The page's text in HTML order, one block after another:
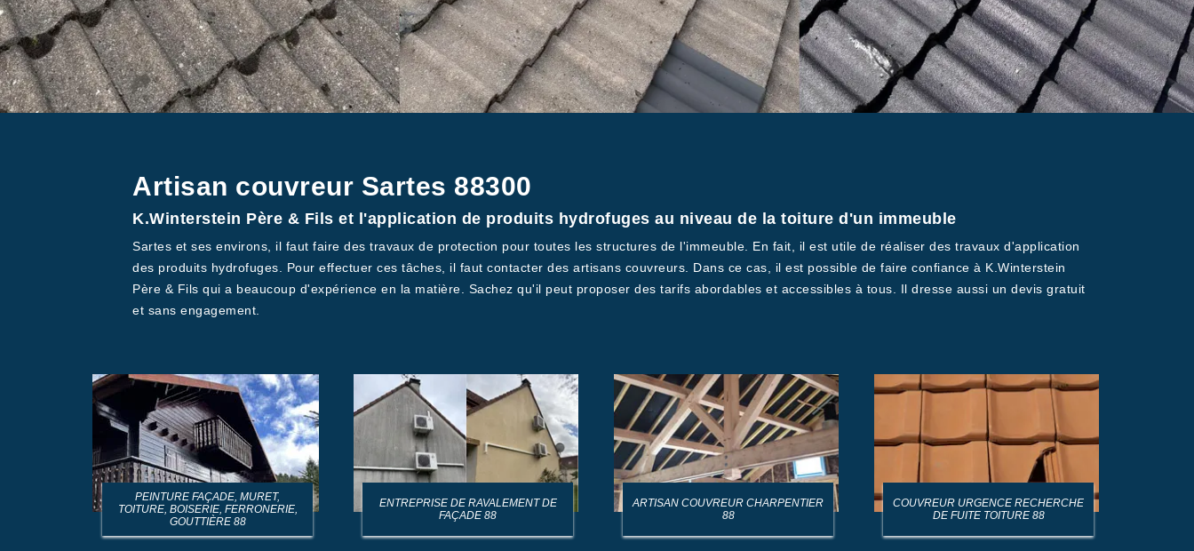
Artisan couvreur Sartes 88300
K.Winterstein Père & Fils et l'application de produits hydrofuges au niveau de la toiture d'un immeuble
Sartes et ses environs, il faut faire des travaux de protection pour toutes les structures de l'immeuble. En fait, il est utile de réaliser des travaux d'application
des produits hydrofuges. Pour effectuer ces tâches, il faut contacter des artisans couvreurs. Dans ce cas, il est possible de faire confiance à K.Winterstein
Père & Fils qui a beaucoup d'expérience en la matière. Sachez qu'il peut proposer des tarifs abordables et accessibles à tous. Il dresse aussi un devis gratuit
et sans engagement.
ENTREPRISE DE RAVALEMENT DE
FAÇADE 88
ARTISAN COUVREUR CHARPENTIER
88
COUVREUR URGENCE RECHERCHE
DE FUITE TOITURE 88
ARTISAN CHARPENTIER 88